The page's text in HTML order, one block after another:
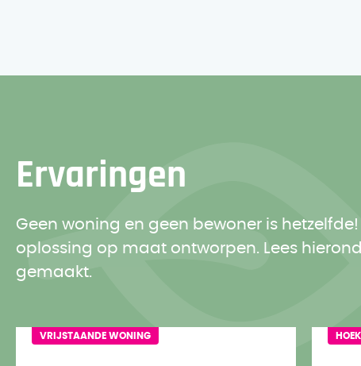
Ervaringen
Geen woning en geen bewoner is
oplossing op maat ontworpen. Lees
gemaakt.
VRIJSTAANDE WONING